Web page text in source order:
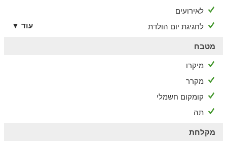
לאירועים
לחגיגת יום הולדת
עוד ▼
מטבח
מיקרו
מקרר
קומקום חשמלי
תה
מקלחת